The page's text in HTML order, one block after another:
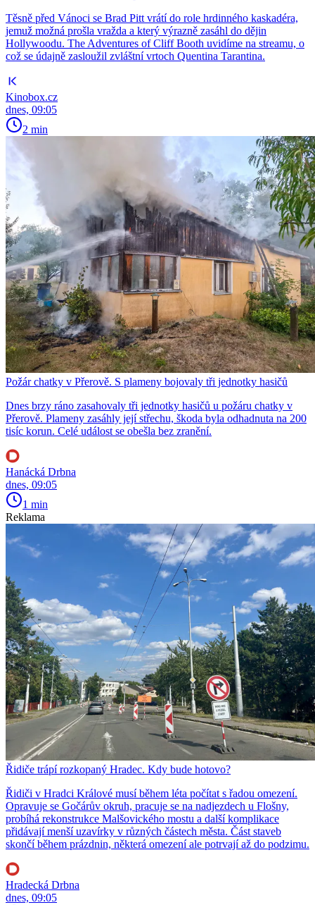
Těsně před Vánoci se Brad Pitt vrátí do role hrdinného kaskadéra,
jemuž možná prošla vražda a který výrazně zasáhl do dějin
Hollywoodu. The Adventures of Cliff Booth uvidíme na streamu, o
což se údajně zasloužil zvláštní vrtoch Quentina Tarantina.
Kinobox.cz
dnes, 09:05
2 min
Požár chatky v Přerově. S plameny bojovaly tři jednotky hasičů
Dnes brzy ráno zasahovaly tři jednotky hasičů u požáru chatky v
Přerově. Plameny zasáhly její střechu, škoda byla odhadnuta na 200
tisíc korun. Celé událost se obešla bez zranění.
Hanácká Drbna
dnes, 09:05
1 min
Reklama
Řidiče trápí rozkopaný Hradec. Kdy bude hotovo?
Řidiči v Hradci Králové musí během léta počítat s řadou omezení.
Opravuje se Gočárův okruh, pracuje se na nadjezdech u Flošny,
probíhá rekonstrukce Malšovického mostu a další komplikace
přidávají menší uzavírky v různých částech města. Část staveb
skončí během prázdnin, některá omezení ale potrvají až do podzimu.
Hradecká Drbna
dnes, 09:05